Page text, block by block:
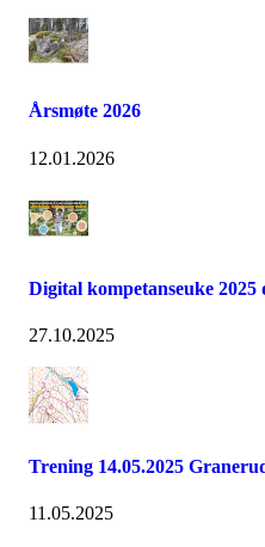
Årsmøte 2026
12.01.2026
Digital kompetanseuke 2025
27.10.2025
Trening 14.05.2025
11.05.2025